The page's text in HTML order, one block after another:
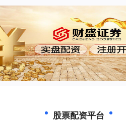
股票配资平台